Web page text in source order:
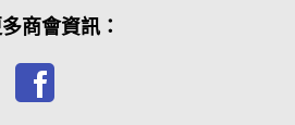
商會資訊：